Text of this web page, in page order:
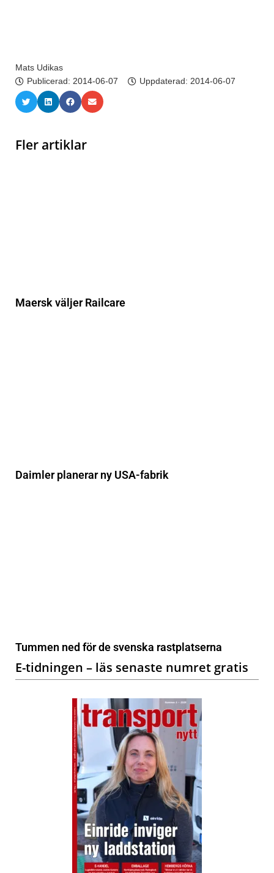
Mats Udikas
Publicerad: 2014-06-07 Uppdaterad: 2014-06-07
Fler artiklar
Maersk väljer Railcare
Daimler planerar ny USA-fabrik
Tummen ned för de svenska rastplatserna
E-tidningen – läs senaste numret gratis